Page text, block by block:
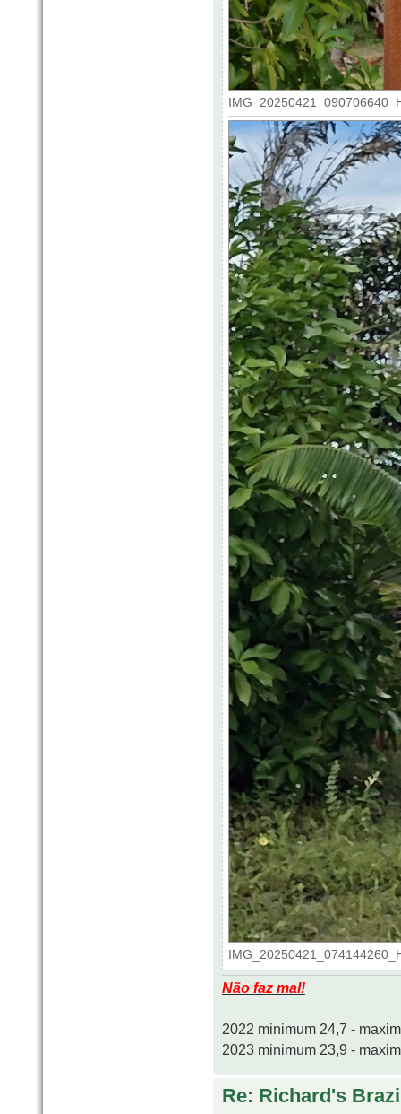
Não faz mal!
2022 minimum 24,7 -
2023 minimum 23,9 -
Re: Richard's